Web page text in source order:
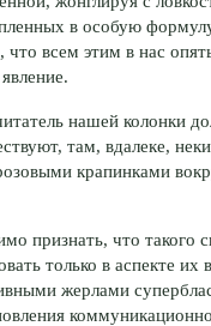
в особую
что всем этим в нас
нашей колонки
там, вдалеке,
крапинками
признать, что такого
только в аспекте
жерлами